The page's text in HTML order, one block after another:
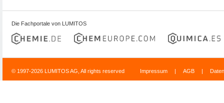
Die Fachportale von LUMITOS
© 1997-2026 LUMITOS AG, All rights reserved Impressum | AGB |